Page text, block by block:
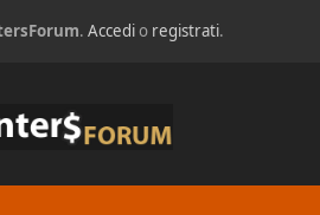
. Accedio registrati.